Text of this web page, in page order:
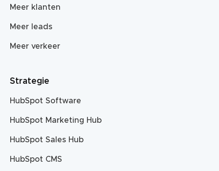
Meer klanten
Meer leads
Meer verkeer
Strategie
HubSpot Software
HubSpot Marketing Hub
HubSpot Sales Hub
HubSpot CMS